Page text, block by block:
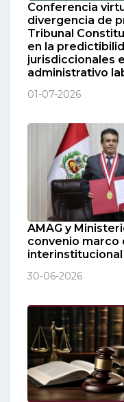
Conferencia
divergencia de
Tribunal
en la
jurisdiccionales
administrativo
01-07-2026
AMAG y
convenio marco
interinstitucional
30-06-2026